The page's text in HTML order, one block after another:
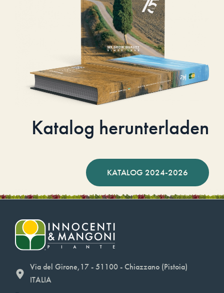
Katalog herunterladen
KATALOG 2024-2026
Via del Girone,17 - 51100 - Chiazzano (Pistoia)
ITALIA